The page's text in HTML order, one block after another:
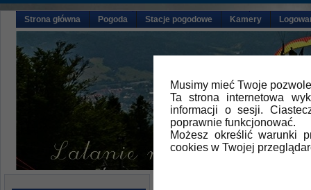
Musimy mieć Twoje
Ta strona internetowa
informacji o sesji.
poprawnie funkcjonować.
Możesz określić warunki
cookies w Twojej
Strona główna Pogoda Stacje pogodowe Kamery